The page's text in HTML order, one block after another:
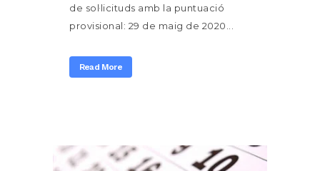
de sol·licituds amb la puntuació
provisional: 29 de maig de 2020...
Read More